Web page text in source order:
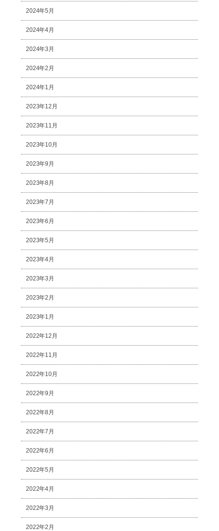
2024年5月
2024年4月
2024年3月
2024年2月
2024年1月
2023年12月
2023年11月
2023年10月
2023年9月
2023年8月
2023年7月
2023年6月
2023年5月
2023年4月
2023年3月
2023年2月
2023年1月
2022年12月
2022年11月
2022年10月
2022年9月
2022年8月
2022年7月
2022年6月
2022年5月
2022年4月
2022年3月
2022年2月